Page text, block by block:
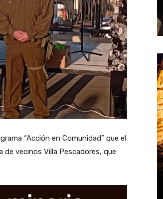
“Acción en Comunidad” que el
de vecinos Villa Pescadores, que